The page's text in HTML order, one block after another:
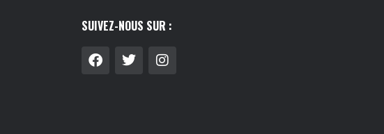
SUIVEZ-NOUS SUR :